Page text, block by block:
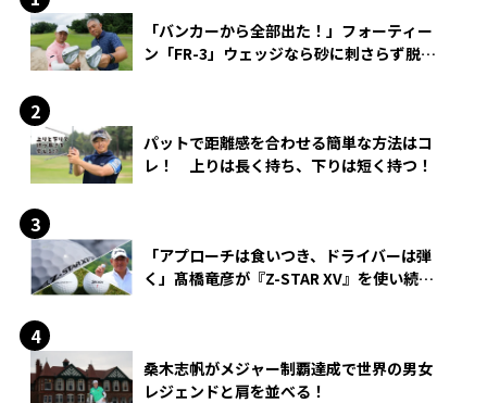
「バンカーから全部出た！」フォーティー
ン「FR-3」ウェッジなら砂に刺さらず脱出
パットで距離感を合わせる簡単な方法はコ
レ！ 上りは長く持ち、下りは短く持つ！
「アプローチは食いつき、ドライバーは弾
く」髙橋竜彦が『Z-STAR XV』を使い続け
桑木志帆がメジャー制覇達成で世界の男女
レジェンドと肩を並べる！